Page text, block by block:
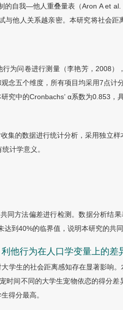
的自我—他人重叠量表（Aron A et
与他人关系越亲密。本研究将社会
为问卷进行测量（李艳芳，2008
念五个维度，所有项目均采用7点计
究中的Cronbachs’ α系数为0.853，
集的数据进行统计分析，采用独立
计学意义。
同方法偏差进行检测。数据分析结
到40%的临界值，说明本研究的共
他行为在人口学变量上的差
学生的社会距离感知存在显著影响
时间不同的大学生宠物依恋的得分
得分最高。